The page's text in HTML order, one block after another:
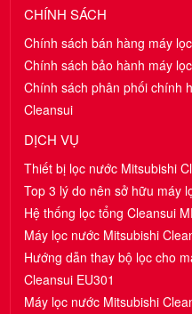
CHÍNH SÁCH
Chính sách bán hàng máy
Chính sách bảo hành máy
Chính sách phân phối chính
Cleansui
DỊCH VỤ
Thiết bị lọc nước Mitsubishi
Top 3 lý do nên sở hữu máy
Hệ thống lọc tổng Cleansui
Máy lọc nước Mitsubishi
Hướng dẫn thay bộ lọc cho
Cleansui EU301
Máy lọc nước Mitsubishi